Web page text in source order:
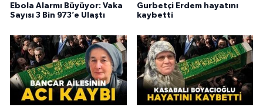
Ebola Alarmı Büyüyor: Vaka
Sayısı 3 Bin 973’e Ulaştı
Gurbetçi Erdem hayatını
kaybetti